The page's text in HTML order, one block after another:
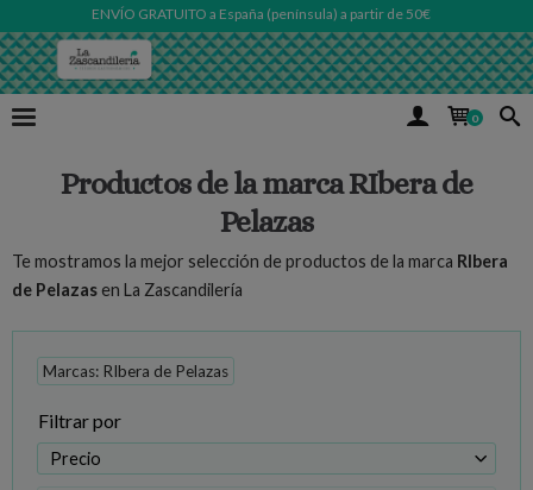
ENVÍO GRATUITO a España (península) a partir de 50€
0
Productos de la marca RIbera de
Pelazas
Te mostramos la mejor selección de productos de la marca RIbera
de Pelazas en La Zascandilería
Marcas: RIbera de Pelazas
Filtrar por
Precio